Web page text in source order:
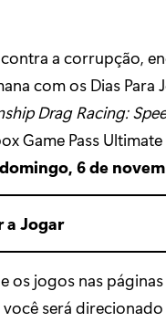
a corrupção,
com os Dias Para
Drag Racing:
Game Pass
6 de
a Jogar
os jogos nas
será